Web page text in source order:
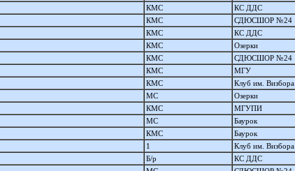
КМС КС ДДС
КМС СДЮСШОР №24
КМС КС ДДС
КМС Озерки
КМС СДЮСШОР №24
КМС МГУ
КМС Клуб им. Визбора
МС Озерки
КМС МГУПИ
МС Баурок
КМС Баурок
1 Клуб им. Визбора
Б/р КС ДДС